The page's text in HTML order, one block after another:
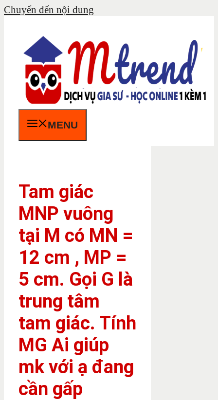
Chuyển đến nội dung
MENU
Tam giác
MNP vuông
tại M có MN =
12 cm , MP =
5 cm. Gọi G là
trung tâm
tam giác. Tính
MG Ai giúp
mk với ạ đang
cần gấp